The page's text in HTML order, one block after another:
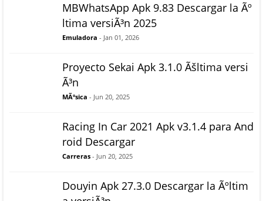
MBWhatsApp Apk 9.83 Descargar la Ãº
ltima versiÃ³n 2025
Emuladora - Jan 01, 2026
Proyecto Sekai Apk 3.1.0 Ãšltima versi
Ã³n
MÃºsica - Jun 20, 2025
Racing In Car 2021 Apk v3.1.4 para And
roid Descargar
Carreras - Jun 20, 2025
Douyin Apk 27.3.0 Descargar la Ãºltim